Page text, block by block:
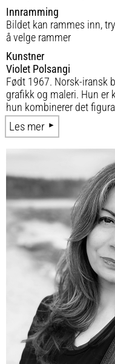
Innramming
Bildet kan rammes inn,
å velge rammer
Kunstner
Violet Polsangi
Født 1967. Norsk-iransk
grafikk og maleri. Hun er
hun kombinerer det
Les mer